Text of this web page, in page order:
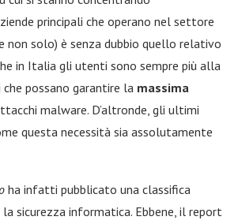
principali che operano nel settore
non solo) è senza dubbio quello relativo
in Italia gli utenti sono sempre più alla
possano garantire la massima
malware. D’altronde, gli ultimi
questa necessità sia assolutamente
ha infatti pubblicato una classifica
sicurezza informatica. Ebbene, il report